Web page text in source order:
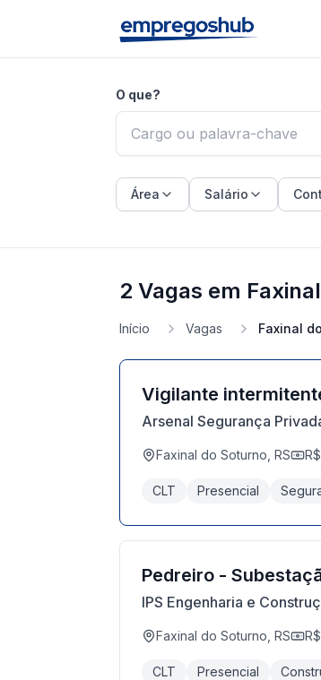
O que?
Área Salário
2 Vagas em
Início Vagas Faxinal
Vigilante
Arsenal Segurança
Faxinal do Soturno, RS
CLT Presencial
Pedreiro -
IPS Engenharia e
Faxinal do Soturno, RS
CLT Presencial